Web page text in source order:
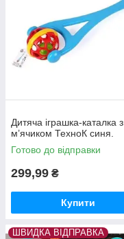
Дитяча іграшка-каталка з
м’ячиком ТехноК синя.
Готово до відправки
299,99 ₴
Купити
ШВИДКА ВІДПРАВКА